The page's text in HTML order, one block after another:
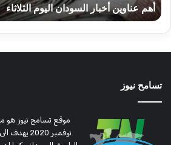
أهم عناوين أخبار السودان اليوم الثلاثاء
تسامح نيوز
موقع تسامح نيوز هو
نوفمبر